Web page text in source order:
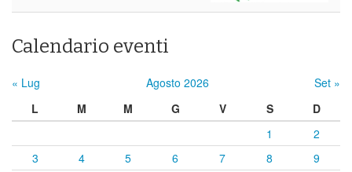
Calendario eventi
« Lug Agosto 2026
Set »
L
M M G V S
D
1
2
3
4 5 6 7 8
9